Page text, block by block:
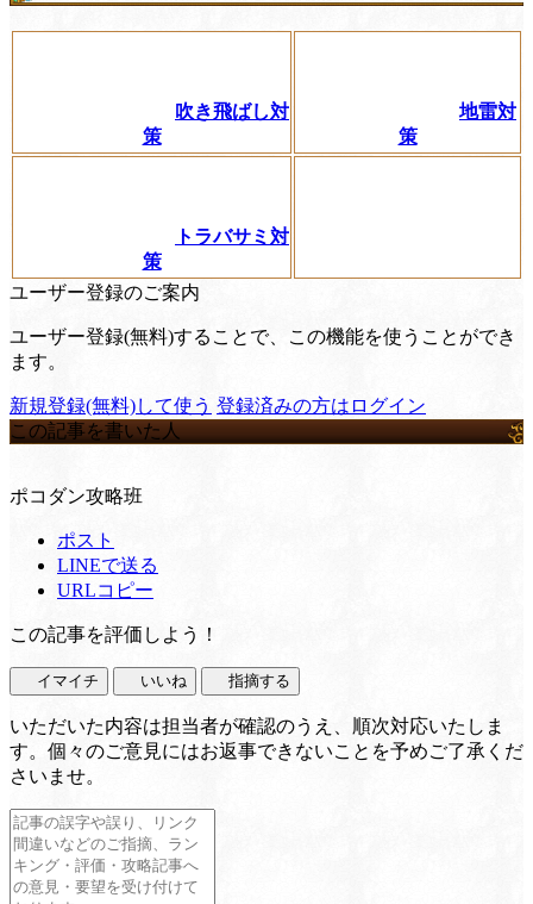
吹き飛ばし対
策
地雷対
策
トラバサミ対
策
ユーザー登録のご案内
ユーザー登録(無料)することで、この機能を使うことができ
ます。
新規登録(無料)して使う 登録済みの方はログイン
この記事を書いた人
ポコダン攻略班
ポスト
LINEで送る
URLコピー
この記事を評価しよう！
イマイチ いいね 指摘する
いただいた内容は担当者が確認のうえ、順次対応いたしま
す。個々のご意見にはお返事できないことを予めご了承くだ
さいませ。